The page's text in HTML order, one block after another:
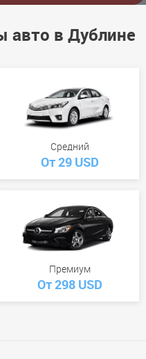
авто в Дублине
Средний
От 29 USD
Премиум
От 298 USD